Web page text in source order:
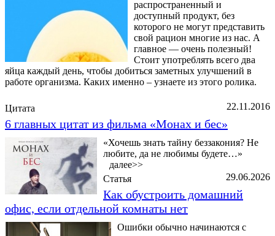
распространенный и
доступный продукт, без
которого не могут представить
свой рацион многие из нас. А
главное — очень полезный!
Стоит употреблять всего два
яйца каждый день, чтобы добиться заметных улучшений в
работе организма. Каких именно – узнаете из этого ролика.
22.11.2016
Цитата
6 главных цитат из фильма «Монах и бес»
«Хочешь знать тайну беззакония? Не
любите, да не любимы будете…»
далее>>
29.06.2026
Статья
Как обустроить домашний
офис, если отдельной комнаты нет
Ошибки обычно начинаются с